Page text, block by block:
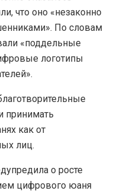
что оно «незаконно
По словам
«поддельные
логотипы
принимать
как от
лиц.
о росте
цифрового юаня